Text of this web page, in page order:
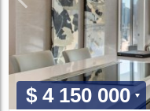
$ 4 150 000